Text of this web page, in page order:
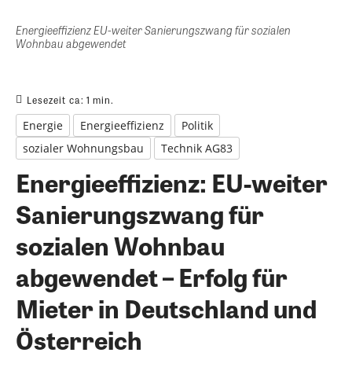
Energieeffizienz EU-weiter Sanierungszwang für sozialen
Wohnbau abgewendet
Lesezeit ca: 1 min.
Energie Energieeffizienz
Politik
sozialer Wohnungsbau
Technik AG83
Energieeffizienz: EU-weiter
Sanierungszwang für
sozialen Wohnbau
abgewendet – Erfolg für
Mieter in Deutschland und
Österreich